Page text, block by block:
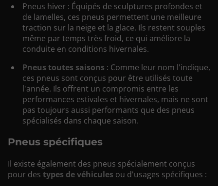
Pneus hiver : Équipés de sculptures profondes et
de lamelles, ces pneus permettent une meilleure
traction sur la neige et la glace. Ils restent souples
même par temps très froid, ce qui améliore la
conduite en conditions hivernales.
Pneus toutes saisons : Comme leur nom l'indique,
ces pneus sont conçus pour être utilisés toute
l'année. Ils offrent un compromis entre les
performances estivales et hivernales, mais ne sont
pas toujours aussi performants que des pneus
spécialisés dans chaque saison.
Pneus spécifiques
Il existe également des pneus spécialement conçus
pour des types de véhicules ou d'usages spécifiques :